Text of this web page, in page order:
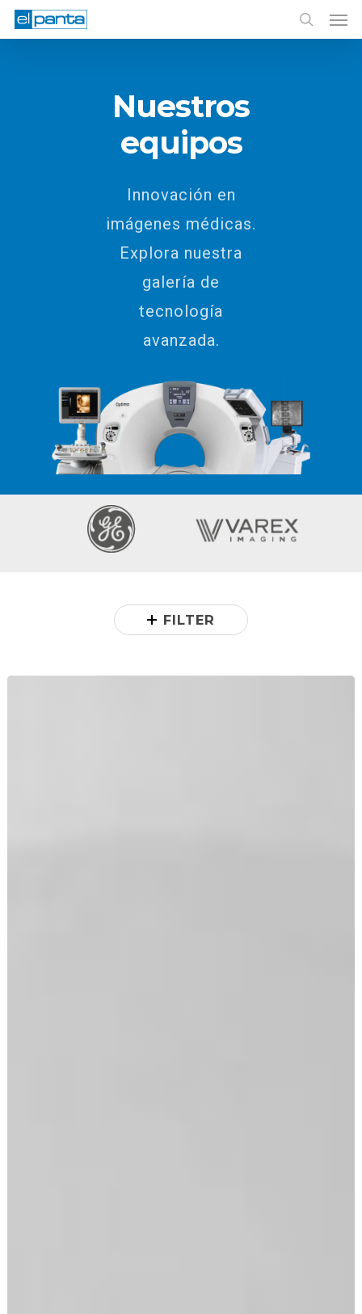
Skip
search
Nuestros
equipos
Innovación en
imágenes médicas.
Explora nuestra
galería de
tecnología
avanzada.
FILTER